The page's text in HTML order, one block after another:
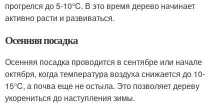
прогрелся до 5-10°C. В это время дерево начинает
активно расти и развиваться.
Осенняя посадка
Осенняя посадка проводится в сентябре или начале
октября, когда температура воздуха снижается до 10-
15°C, а почва еще не остыла. Это позволяет дереву
укорениться до наступления зимы.